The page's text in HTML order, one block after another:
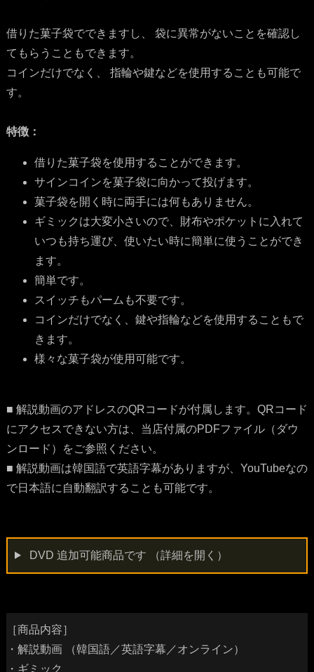
借りた菓子袋でできますし、 袋に異常がないことを確認し
てもらうこともできます。
コインだけでなく、 指輪や鍵などを使用することも可能で
す。
特徴：
借りた菓子袋を使用することができます。
サインコインを菓子袋に向かって投げます。
菓子袋を開く時に両手には何もありません。
ギミックは大変小さいので、財布やポケットに入れて
いつも持ち運び、使いたい時に簡単に使うことができ
ます。
簡単です。
スイッチもパームも不要です。
コインだけでなく、鍵や指輪などを使用することもで
きます。
様々な菓子袋が使用可能です。
■ 解説動画のアドレスのQRコードが付属します。QRコード
にアクセスできない方は、当店付属のPDFファイル（ダウ
ンロード）をご参照ください。
■ 解説動画は韓国語で英語字幕がありますが、YouTubeなの
で日本語に自動翻訳することも可能です。
DVD 追加可能商品です （詳細を開く）
［商品内容］
・解説動画 （韓国語／英語字幕／オンライン）
・ギミック